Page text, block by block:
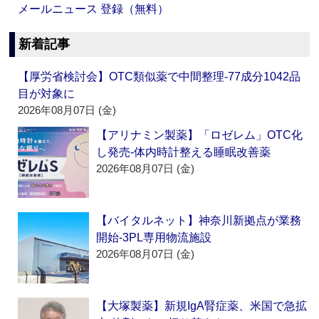
メールニュース 登録（無料）
新着記事
【厚労省検討会】OTC類似薬で中間整理‐77成分1042品
目が対象に
2026年08月07日 (金)
【アリナミン製薬】「ロゼレム」OTC化
し発売‐体内時計整える睡眠改善薬
2026年08月07日 (金)
【バイタルネット】神奈川新拠点が業務
開始‐3PL専用物流施設
2026年08月07日 (金)
【大塚製薬】新規IgA腎症薬、米国で急拡